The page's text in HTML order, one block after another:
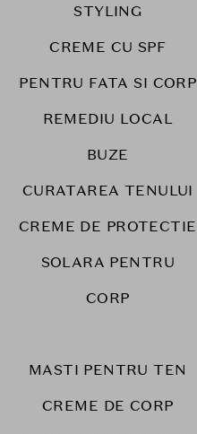
STYLING
CREME CU SPF
PENTRU FATA SI CORP
REMEDIU LOCAL
BUZE
CURATAREA TENULUI
CREME DE PROTECTIE
SOLARA PENTRU
CORP
MASTI PENTRU TEN
CREME DE CORP